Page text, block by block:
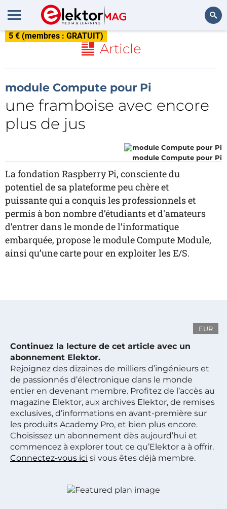
5 € (membres : GRATUIT)
Article
module Compute pour Pi
une framboise avec encore
plus de jus
module Compute pour Pi
La fondation Raspberry Pi, consciente du
potentiel de sa plateforme peu chère et
puissante qui a conquis les professionnels et
permis à bon nombre d’étudiants et d'amateurs
d’entrer dans le monde de l’informatique
embarquée, propose le module Compute Module,
ainsi qu’une carte pour en exploiter les E/S.
EUR
Continuez la lecture de cet article avec un
abonnement Elektor.
Rejoignez des dizaines de milliers d’ingénieurs et
de passionnés d’électronique dans le monde
entier en devenant membre. Profitez de l’accès au
magazine Elektor, aux archives Elektor, de remises
exclusives, d’informations en avant-première sur
les produits Academy Pro, et bien plus encore.
Choisissez un abonnement dès aujourd’hui et
commencez à explorer tout ce qu’Elektor a à offrir.
Connectez-vous ici si vous êtes déjà membre.